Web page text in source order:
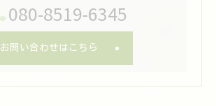
080-8519-6345
お問い合わせはこちら